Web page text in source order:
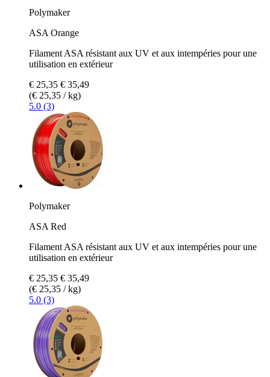
Polymaker
ASA Orange
Filament ASA résistant aux UV et aux intempéries pour une
utilisation en extérieur
€ 25,35 € 35,49
(€ 25,35 / kg)
5.0 (3)
Polymaker
ASA Red
Filament ASA résistant aux UV et aux intempéries pour une
utilisation en extérieur
€ 25,35 € 35,49
(€ 25,35 / kg)
5.0 (3)